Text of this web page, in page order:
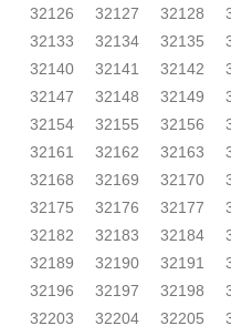
32126
32127 32128
32133
32134 32135
32140
32141 32142
32147
32148 32149
32154
32155 32156
32161
32162 32163
32168
32169 32170
32175
32176 32177
32182
32183 32184
32189
32190 32191
32196
32197 32198
32203
32204 32205